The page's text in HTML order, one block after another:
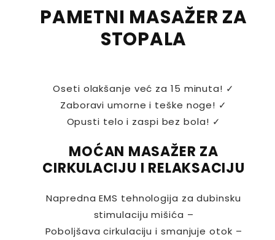
PAMETNI MASAŽER ZA
STOPALA
Oseti olakšanje već za 15 minuta! ✓
Zaboravi umorne i teške noge! ✓
Opusti telo i zaspi bez bola! ✓
MOĆAN MASAŽER ZA
CIRKULACIJU I RELAKSACIJU
Napredna EMS tehnologija za dubinsku
stimulaciju mišića –
Poboljšava cirkulaciju i smanjuje otok –